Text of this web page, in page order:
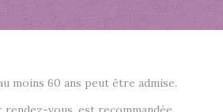
moins 60 ans peut être admise.